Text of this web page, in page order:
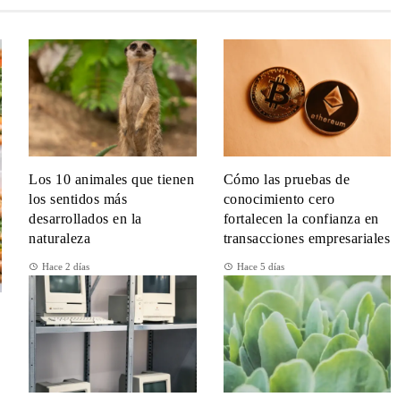
Los 10 animales que tienen
los sentidos más
desarrollados en la
naturaleza
Hace 2 días
Cómo las pruebas de
conocimiento cero
fortalecen la confianza en
transacciones empresariales
Hace 5 días